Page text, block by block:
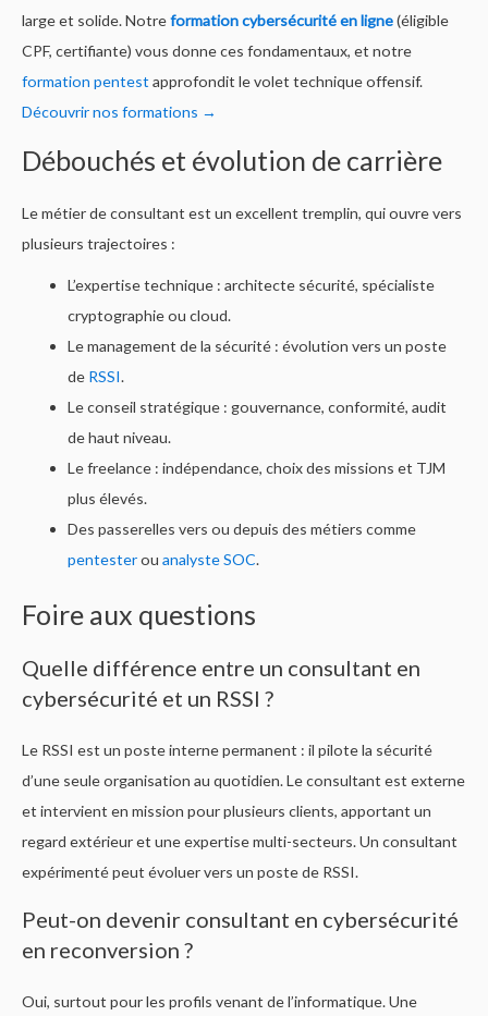
large et solide. Notreformation cybersécurité en ligne(éligible
CPF, certifiante) vous donne ces fondamentaux, et notre
formation pentestapprofondit le volet technique offensif.
Découvrir nos formations →
Débouchés et évolution de carrière
Le métier de consultant est un excellent tremplin, qui ouvre vers
plusieurs trajectoires :
L’expertise technique : architecte sécurité, spécialiste
cryptographie ou cloud.
Le management de la sécurité : évolution vers un poste
de RSSI.
Le conseil stratégique : gouvernance, conformité, audit
de haut niveau.
Le freelance : indépendance, choix des missions et TJM
plus élevés.
Des passerelles vers ou depuis des métiers comme
pentesterouanalyste SOC.
Foire aux questions
Quelle différence entre un consultant en
cybersécurité et un RSSI ?
Le RSSI est un poste interne permanent : il pilote la sécurité
d’une seule organisation au quotidien. Le consultant est externe
et intervient en mission pour plusieurs clients, apportant un
regard extérieur et une expertise multi-secteurs. Un consultant
expérimenté peut évoluer vers un poste de RSSI.
Peut-on devenir consultant en cybersécurité
en reconversion ?
Oui, surtout pour les profils venant de l’informatique. Une